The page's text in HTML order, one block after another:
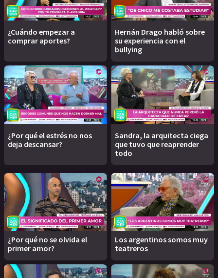
¿Cuándo empezar a
comprar aportes?
Hernán Drago habló sobre
su experiencia con el
bullying
¿Por qué el estrés no nos
deja descansar?
Sandra, la arquitecta ciega
que tuvo que reaprender
todo
¿Por qué no se olvida el
primer amor?
Los argentinos somos muy
teatreros